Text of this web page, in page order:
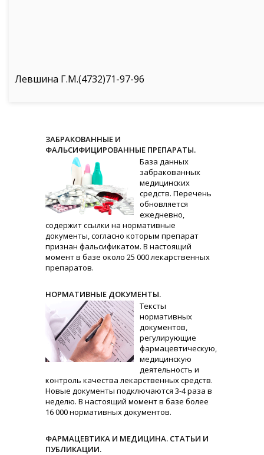
Левшина Г.М.(4732)71-97-96
ЗАБРАКОВАННЫЕ И
ФАЛЬСИФИЦИРОВАННЫЕ ПРЕПАРАТЫ.
База данных
забракованных
медицинских
средств. Перечень
обновляется
ежедневно,
содержит ссылки на нормативные
документы, согласно которым препарат
признан фальсификатом. В настоящий
момент в базе около 25 000 лекарственных
препаратов.
НОРМАТИВНЫЕ ДОКУМЕНТЫ.
Тексты
нормативных
документов,
регулирующие
фармацевтическую,
медицинскую
деятельность и
контроль качества лекарственных средств.
Новые документы подключаются 3-4 раза в
неделю. В настоящий момент в базе более
16 000 нормативных документов.
ФАРМАЦЕВТИКА И МЕДИЦИНА. СТАТЬИ И
ПУБЛИКАЦИИ.